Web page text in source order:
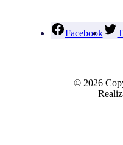
Facebook
© 2026